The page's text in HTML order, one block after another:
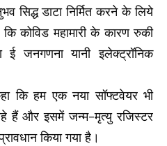
सिद्ध डाटा निर्मित करने के लिये
कोविड महामारी के कारण रुकी
ई जनगणना यानी इलेक्ट्रॉनिक
कि हम एक नया सॉफ्टवेयर भी
हैं और इसमें जन्म-मृत्यु रजिस्टर
किया गया है।